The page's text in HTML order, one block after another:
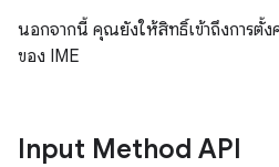
นอกจากนี้ คุณยังให้สิทธิ์เข้าถึงการตั้ง
ของ IME
Input Method API